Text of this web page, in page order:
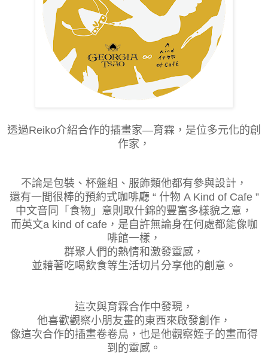
透過Reiko介紹合作的插畫家—育霖，是位多元化的創
作家，
不論是包裝、杯盤組、服飾類他都有參與設計，
還有一間很棒的預約式咖啡廳 “ 什物 A Kind of Cafe ”
中文音同「食物」意則取什錦的豐富多樣貌之意，
而英文a kind of cafe，是自許無論身在何處都能像咖
啡館一樣，
群聚人們的熱情和激發靈感，
並藉著吃喝飲食等生活切片分享他的創意。
這次與育霖合作中發現，
他喜歡觀察小朋友畫的東西來啟發創作，
像這次合作的插畫卷卷鳥，也是他觀察姪子的畫而得
到的靈感。